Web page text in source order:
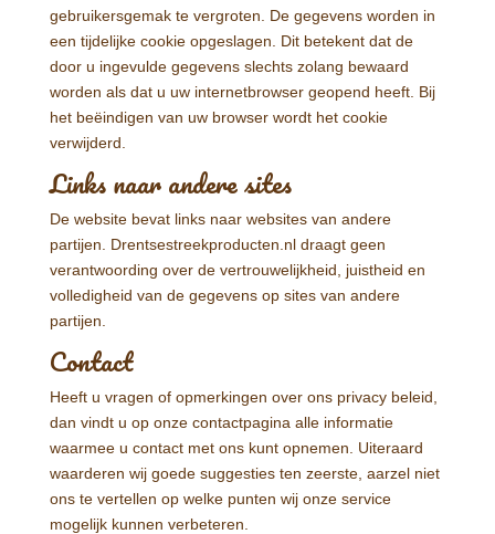
gebruikersgemak te vergroten. De gegevens worden in
een tijdelijke cookie opgeslagen. Dit betekent dat de
door u ingevulde gegevens slechts zolang bewaard
worden als dat u uw internetbrowser geopend heeft. Bij
het beëindigen van uw browser wordt het cookie
verwijderd.
Links naar andere sites
De website bevat links naar websites van andere
partijen. Drentsestreekproducten.nl draagt geen
verantwoording over de vertrouwelijkheid, juistheid en
volledigheid van de gegevens op sites van andere
partijen.
Contact
Heeft u vragen of opmerkingen over ons privacy beleid,
dan vindt u op onze contactpagina alle informatie
waarmee u contact met ons kunt opnemen. Uiteraard
waarderen wij goede suggesties ten zeerste, aarzel niet
ons te vertellen op welke punten wij onze service
mogelijk kunnen verbeteren.